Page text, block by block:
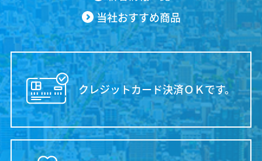
お知らせ
新着情報一覧
当社おすすめ商品